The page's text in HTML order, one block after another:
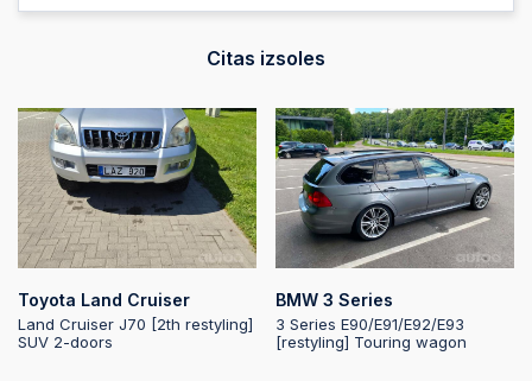
2025-06-20 21:25:54
2025-06-20 21:25:53
2025-06-20 21:25:53
Citas izsoles
Toyota Land Cruiser
Land Cruiser J70 [2th restyling]
SUV 2-doors
BMW 3 Series
3 Series E90/E91/E92/E93
[restyling] Touring wagon